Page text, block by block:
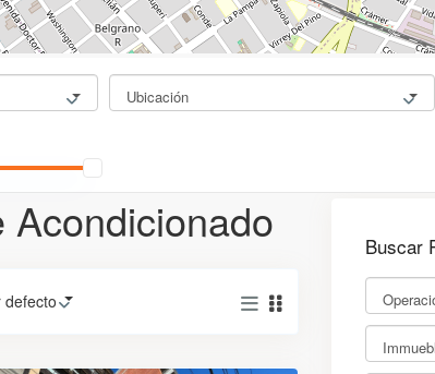
Ubicación
Acondicionado
defecto
Buscar